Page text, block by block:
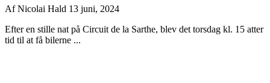
AfNicolai Hald 13 juni, 2024
Efter en stille nat på Circuit de la Sarthe, blev det torsdag kl. 15 atter
tid til at få bilerne ...